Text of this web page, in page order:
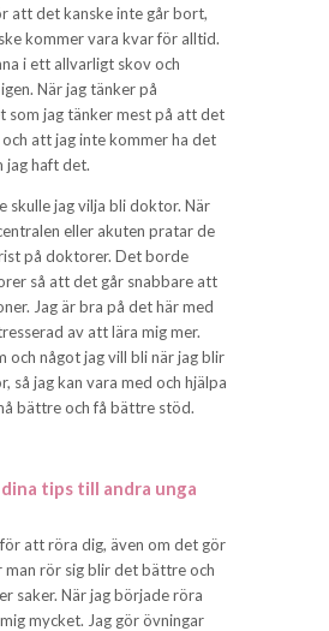
att det kanske inte går bort,
kommer vara kvar för alltid.
i ett allvarligt skov och
När jag tänker på
som jag tänker mest på att det
att jag inte kommer ha det
jag haft det.
skulle jag vilja bli doktor. När
eller akuten pratar de
på doktorer. Det borde
så att det går snabbare att
Jag är bra på det här med
av att lära mig mer.
och något jag vill bli när jag blir
så jag kan vara med och hjälpa
bättre och få bättre stöd.
dina tips till andra unga
att röra dig, även om det gör
man rör sig blir det bättre och
saker. När jag började röra
mycket. Jag gör övningar